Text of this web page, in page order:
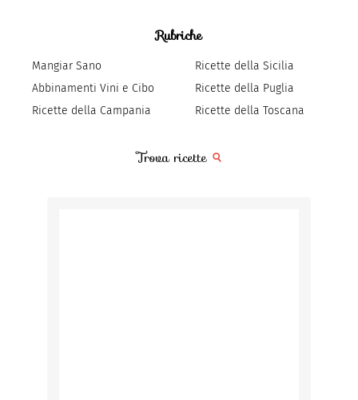
Rubriche
Mangiar Sano
Abbinamenti Vini e Cibo
Ricette della Campania
Ricette della Sicilia
Ricette della Puglia
Ricette della Toscana
Trova ricette